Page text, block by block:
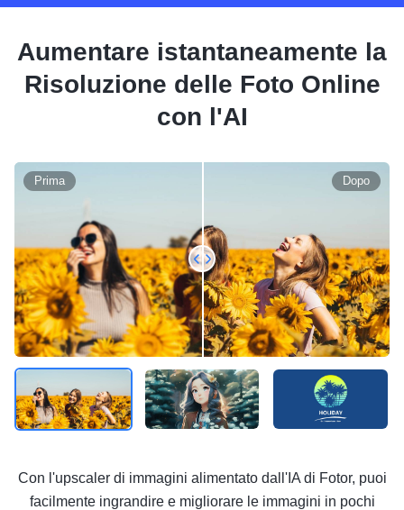
Aumentare istantaneamente la
Risoluzione delle Foto Online
con l'AI
Prima Dopo
Con l'upscaler di immagini alimentato dall'IA di Fotor, puoi
facilmente ingrandire e migliorare le immagini in pochi